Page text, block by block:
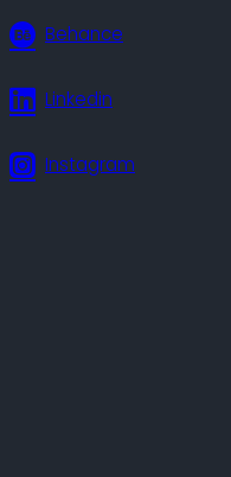
Behance
Linkedin
Instagram